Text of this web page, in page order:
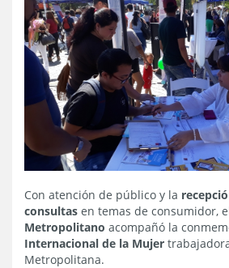
Con atención de público y la
consultas en temas de consumidor,
Metropolitano acompañó la
Internacional de la Mujer
Metropolitana.